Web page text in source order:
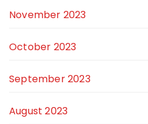
November 2023
October 2023
September 2023
August 2023